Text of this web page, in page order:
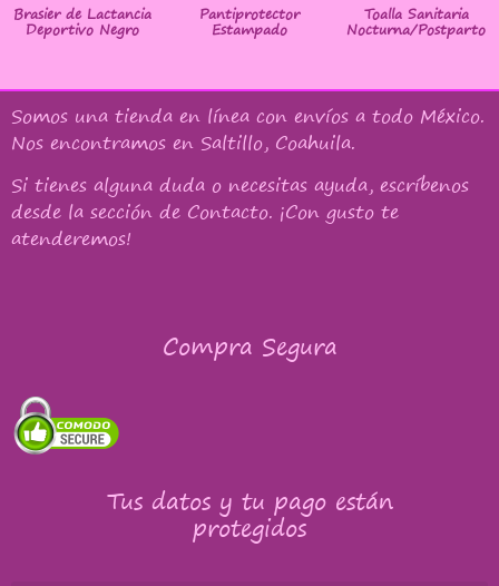
Brasier de Lactancia
Deportivo Negro
Pantiprotector
Estampado
Toalla Sanitaria
Nocturna/Postparto
Somos una tienda en línea con envíos a todo México.
Nos encontramos en Saltillo, Coahuila.
Si tienes alguna duda o necesitas ayuda, escríbenos
desde la sección de Contacto. ¡Con gusto te
atenderemos!
Compra Segura
Tus datos y tu pago están
protegidos